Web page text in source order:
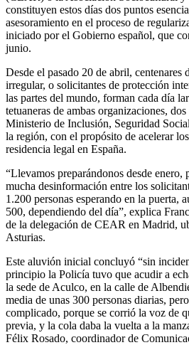
constituyen estos días dos puntos
asesoramiento en el proceso de
iniciado por el Gobierno español, que
junio.
Desde el pasado 20 de abril, centenares
irregular, o solicitantes de protección
las partes del mundo, forman cada día
tetuaneras de ambas organizaciones,
Ministerio de Inclusión, Seguridad
la región, con el propósito de acelerar
residencia legal en España.
“Llevamos preparándonos desde enero,
mucha desinformación entre los
1.200 personas esperando en la puerta,
500, dependiendo del día”, explica
de la delegación de CEAR en Madrid,
Asturias.
Este aluvión inicial concluyó “sin
principio la Policía tuvo que acudir a
la sede de Aculco, en la calle de
media de unas 300 personas diarias,
complicado, porque se corrió la voz de
previa, y la cola daba la vuelta a la
Félix Rosado, coordinador de